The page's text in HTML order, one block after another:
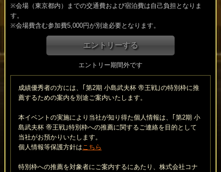
※会場（東京都内）までの交通費および宿泊費は自己負担となりま
す。
※会場費含む参加費5,000円が別途必要となります。
エントリー期間外です
成績優秀者の方には、｢第2期 小島武夫杯 帝王戦｣の特別枠に推
薦するための案内を別途ご案内いたします。
本イベントの実施により当社が知り得た個人情報は、｢第2期 小
島武夫杯 帝王戦｣特別枠への推薦に関するご連絡を目的として
当社がお預かりいたします。
個人情報等保護方針は こちら
特別枠への推薦を対象者にご案内するにあたり、株式会社コナ